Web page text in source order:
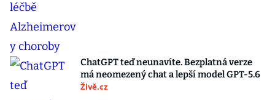
ChatGPT teď neunavíte. Bezplatná verze
má neomezený chat a lepší model GPT-5.6
Živě.cz